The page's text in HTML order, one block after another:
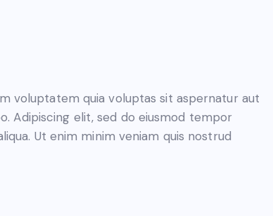
voluptatem quia voluptas sit aspernatur aut
Adipiscing elit, sed do eiusmod tempor
Ut enim minim veniam quis nostrud